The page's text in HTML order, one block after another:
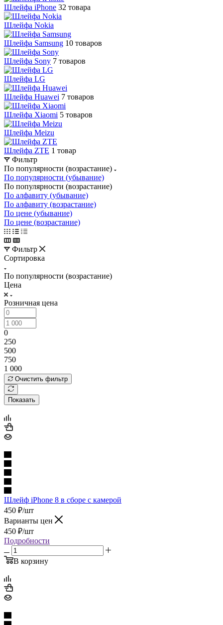
Шлейфа iPhone 32 товара
Шлейфа Nokia
Шлейфа Samsung 10 товаров
Шлейфа Sony 7 товаров
Шлейфа LG
Шлейфа Huawei 7 товаров
Шлейфа Xiaomi 5 товаров
Шлейфа Meizu
Шлейфа ZTE 1 товар
Фильтр
По популярности (возрастание)
По популярности (убывание)
По популярности (возрастание)
По алфавиту (убывание)
По алфавиту (возрастание)
По цене (убывание)
По цене (возрастание)
Фильтр
Сортировка
По популярности (возрастание)
Цена
Розничная цена
0
250
500
750
1 000
Очистить фильтр
Показать
Шлейф iPhone 8 в сборе с камерой
450 ₽/шт
Варианты цен
450 ₽/шт
Подробности
В корзину